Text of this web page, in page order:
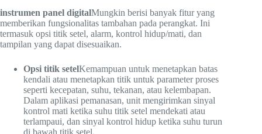
instrumen panel digitalMungkin berisi banyak fitur yang
memberikan fungsionalitas tambahan pada perangkat. Ini
termasuk opsi titik setel, alarm, kontrol hidup/mati, dan
tampilan yang dapat disesuaikan.
Opsi titik setelKemampuan untuk menetapkan batas
kendali atau menetapkan titik untuk parameter proses
seperti kecepatan, suhu, tekanan, atau kelembapan.
Dalam aplikasi pemanasan, unit mengirimkan sinyal
kontrol mati ketika suhu titik setel mendekati atau
terlampaui, dan sinyal kontrol hidup ketika suhu turun
di bawah titik setel.